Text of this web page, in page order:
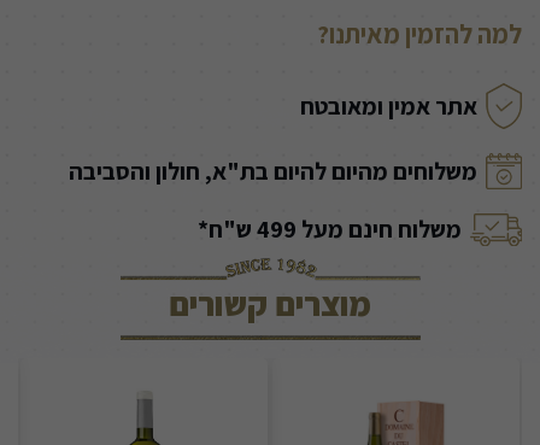
למה להזמין מאיתנו?
אתר אמין ומאובטח
משלוחים מהיום להיום בת"א, חולון והסביבה
משלוח חינם מעל 499 ש"ח*
מוצרים קשורים